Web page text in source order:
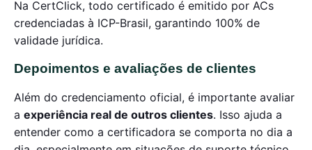
Na CertClick, todo certificado é emitido por ACs
credenciadas à ICP-Brasil, garantindo 100% de
validade jurídica.
Depoimentos e avaliações de clientes
Além do credenciamento oficial, é importante avaliar
a experiência real de outros clientes. Isso ajuda a
entender como a certificadora se comporta no dia a